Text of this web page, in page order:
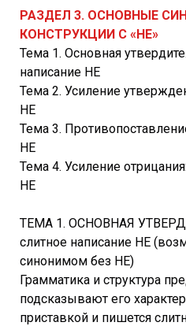
РАЗДЕЛ 3. ОСНОВНЫЕ
КОНСТРУКЦИИ С «НЕ»
Тема 1. Основная
написание НЕ
Тема 2. Усиление
НЕ
Тема 3.
НЕ
Тема 4. Усиление
НЕ
ТЕМА 1. ОСНОВНАЯ
слитное написание НЕ
синонимом без НЕ)
Грамматика и структура
подсказывают его
приставкой и пишется